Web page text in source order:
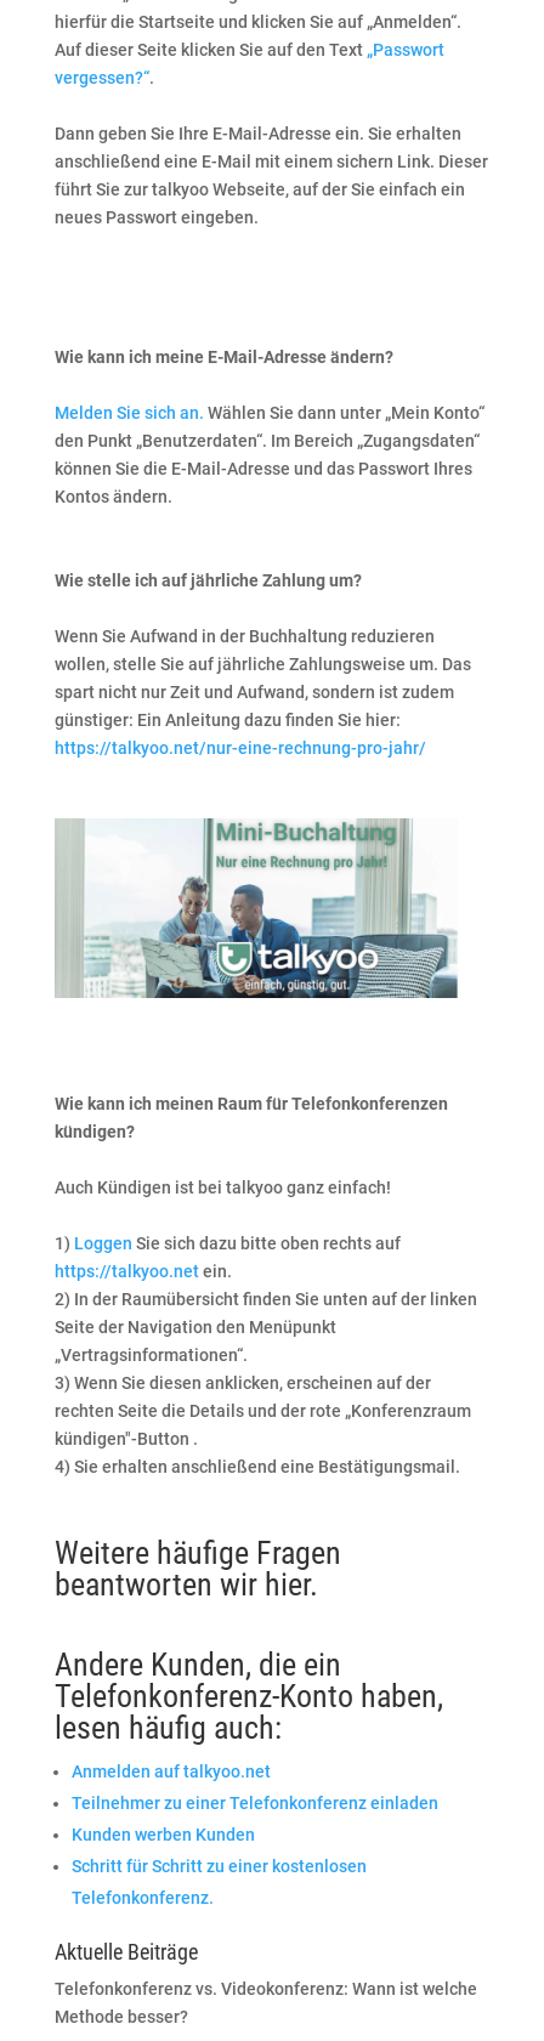
hierfür die Startseite und klicken Sie auf „Anmelden“.
Auf dieser Seite klicken Sie auf den Text „Passwort
vergessen?“.
Dann geben Sie Ihre E-Mail-Adresse ein. Sie erhalten
anschließend eine E-Mail mit einem sichern Link. Dieser
führt Sie zur talkyoo Webseite, auf der Sie einfach ein
neues Passwort eingeben.
Wie kann ich meine E-Mail-Adresse ändern?
Melden Sie sich an. Wählen Sie dann unter „Mein Konto“
den Punkt „Benutzerdaten“. Im Bereich „Zugangsdaten“
können Sie die E-Mail-Adresse und das Passwort Ihres
Kontos ändern.
Wie stelle ich auf jährliche Zahlung um?
Wenn Sie Aufwand in der Buchhaltung reduzieren
wollen, stelle Sie auf jährliche Zahlungsweise um. Das
spart nicht nur Zeit und Aufwand, sondern ist zudem
günstiger: Ein Anleitung dazu finden Sie hier:
https://talkyoo.net/nur-eine-rechnung-pro-jahr/
Wie kann ich meinen Raum für Telefonkonferenzen
kündigen?
Auch Kündigen ist bei talkyoo ganz einfach!
1) Loggen Sie sich dazu bitte oben rechts auf
https://talkyoo.netein.
2) In der Raumübersicht finden Sie unten auf der linken
Seite der Navigation den Menüpunkt
„Vertragsinformationen“.
3) Wenn Sie diesen anklicken, erscheinen auf der
rechten Seite die Details und der rote „Konferenzraum
kündigen"-Button .
4) Sie erhalten anschließend eine Bestätigungsmail.
Weitere häufige Fragen
beantworten wir hier.
Andere Kunden, die ein
Telefonkonferenz-Konto haben,
lesen häufig auch:
Anmelden auf talkyoo.net
Teilnehmer zu einer Telefonkonferenz einladen
Kunden werben Kunden
Schritt für Schritt zu einer kostenlosen
Telefonkonferenz.
Aktuelle Beiträge
Telefonkonferenz vs. Videokonferenz: Wann ist welche
Methode besser?